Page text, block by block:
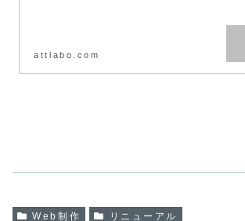
attlabo.com
Web制作 リニューアル